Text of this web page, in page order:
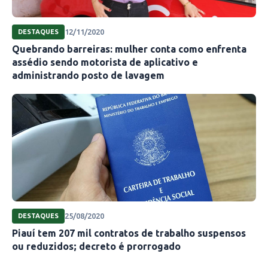
DESTAQUES 12/11/2020
Quebrando barreiras: mulher conta como enfrenta
assédio sendo motorista de aplicativo e
administrando posto de lavagem
DESTAQUES 25/08/2020
Piauí tem 207 mil contratos de trabalho suspensos
ou reduzidos; decreto é prorrogado